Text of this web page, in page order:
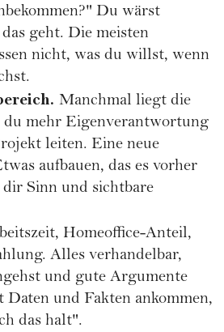
Du wärst
geht. Die meisten
nicht, was du willst, wenn
Manchmal liegt die
du mehr Eigenverantwortung
leiten. Eine neue
aufbauen, das es vorher
Sinn und sichtbare
Homeoffice-Anteil,
Alles verhandelbar,
und gute Argumente
und Fakten ankommen,
das halt".